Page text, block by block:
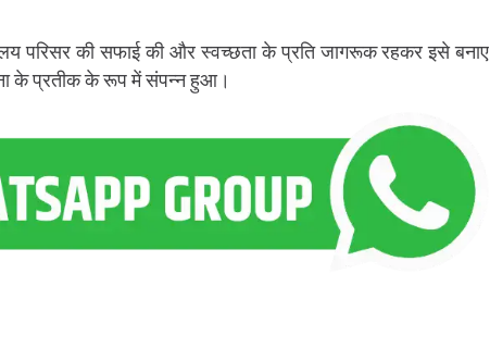
परिसर की सफाई की और स्वच्छता के प्रति जागरूक रहकर इसे बनाए
के प्रतीक के रूप में संपन्न हुआ।